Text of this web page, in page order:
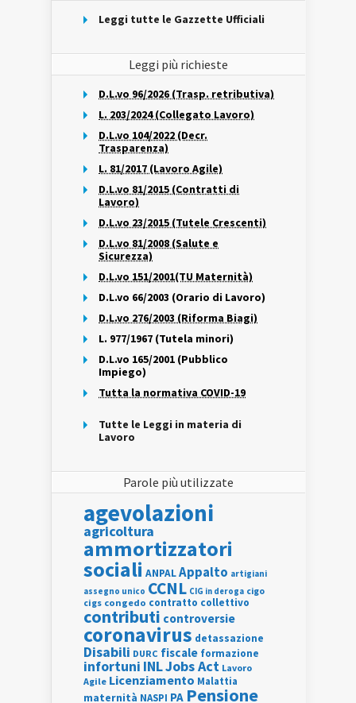
Leggi tutte le Gazzette Ufficiali
Leggi più richieste
D.L.vo 96/2026 (Trasp. retributiva)
L. 203/2024 (Collegato Lavoro)
D.L.vo 104/2022 (Decr.
Trasparenza)
L. 81/2017 (Lavoro Agile)
D.L.vo 81/2015 (Contratti di
Lavoro)
D.L.vo 23/2015 (Tutele Crescenti)
D.L.vo 81/2008 (Salute e
Sicurezza)
D.L.vo 151/2001(TU Maternità)
D.L.vo 66/2003 (Orario di Lavoro)
D.L.vo 276/2003 (Riforma Biagi)
L. 977/1967 (Tutela minori)
D.L.vo 165/2001 (Pubblico
Impiego)
Tutta la normativa COVID-19
Tutte le Leggi in materia di
Lavoro
Parole più utilizzate
agevolazioni
agricoltura
ammortizzatori
sociali ANPALAppalto artigiani
assegno unico CCNL CIG in deroga cigo
cigs congedo contratto collettivo
contributi controversie
coronavirus detassazione
Disabili DURC fiscale formazione
infortuni INLJobs Act Lavoro
Agile Licenziamento Malattia
maternità NASPI PA Pensione